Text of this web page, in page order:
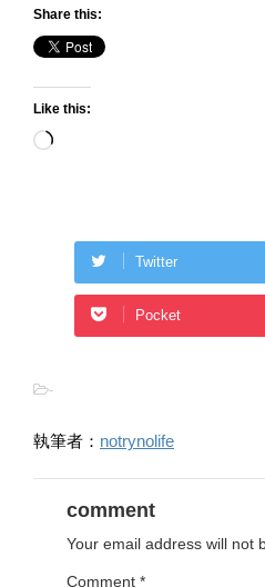
Share this:
Like this:
Loading…
Twitter
Pocket
-
執筆者： notrynolife
comment
Your email address will not
Comment *